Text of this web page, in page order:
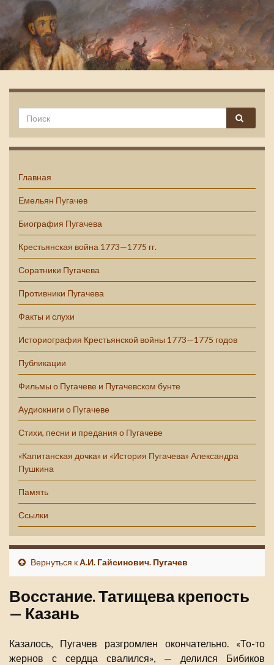
Емельян Пугачев
Главная
Емельян Пугачев
Биография Пугачева
Крестьянская война 1773—1775 гг.
Соратники Пугачева
Противники Пугачева
Факты и слухи
Историография Крестьянской войны 1773—1775 годов
Публикации
Фильмы о Пугачеве и Пугачевском бунте
Аудиокниги о Пугачеве
Стихи, песни и предания о Пугачеве
«Капитанская дочка» и «История Пугачева» Александра
Пушкина
Память
Ссылки
Вернуться кА.И. Гайсинович. Пугачев
Восстание. Татищева крепость
— Казань
Казалось, Пугачев разгромлен окончательно. «То-то
жернов с сердца свалился», — делился Бибиков